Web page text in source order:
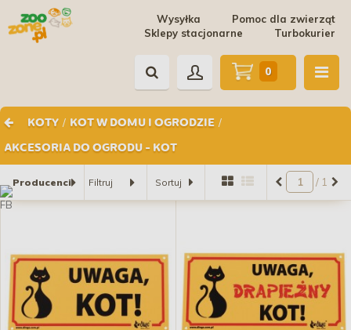
Pomoc dla zwierząt
Wysyłka
Turbokurier
Sklepy stacjonarne
KOTY / KOT W DOMU I OGRODZIE /
AKCESORIA DO OGRODU - KOT
0
/ 1